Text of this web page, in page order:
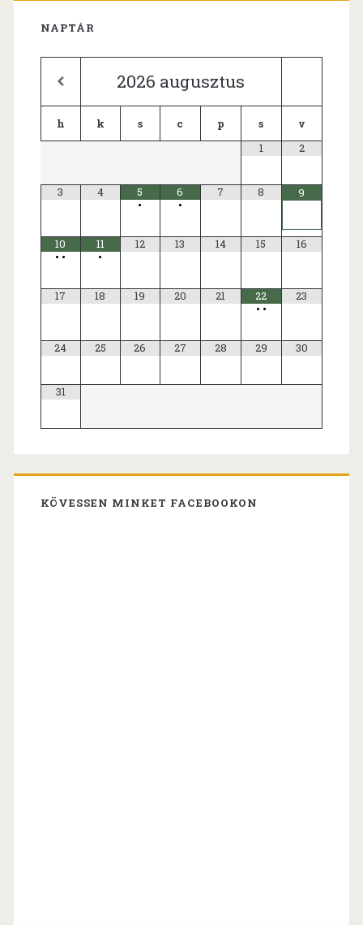
NAPTÁR
2026 augusztus
h k s c p s
v
1
2
3 4
5
•
6
•
7 8 9
10
• •
11
•
12 13 14 15 16
17 18 19 20 21
22
• •
23
24 25 26 27 28 29 30
31
KÖVESSEN MINKET FACEBOOKON